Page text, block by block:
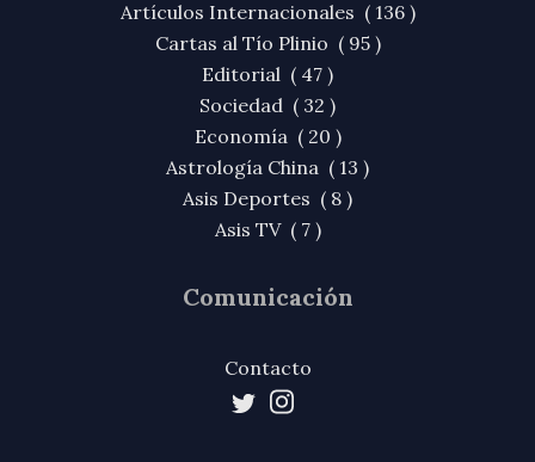
Artículos Internacionales ( 136 )
Cartas al Tío Plinio ( 95 )
Editorial ( 47 )
Sociedad ( 32 )
Economía ( 20 )
Astrología China ( 13 )
Asis Deportes ( 8 )
Asis TV ( 7 )
Comunicación
Contacto